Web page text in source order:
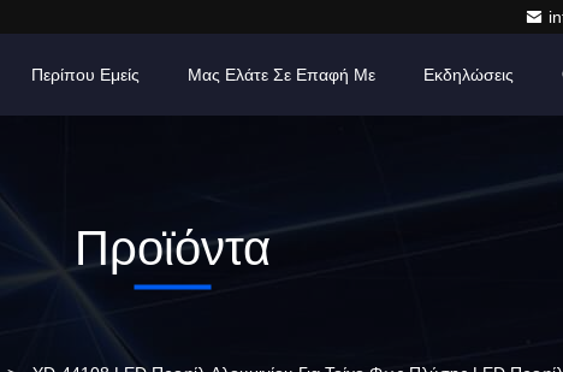
Περίπου Εμείς Μας Ελάτε Σε Επαφή Με Εκδηλώσεις
Προϊόντα